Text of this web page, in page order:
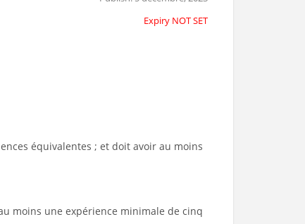
Expiry NOT SET
équivalentes ; et doit avoir au moins
moins une expérience minimale de cinq